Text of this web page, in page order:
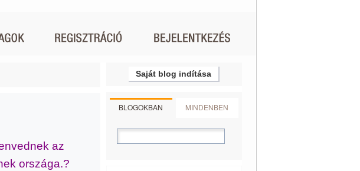
az
országa.?
Saját blog indítása
BLOGOKBAN MINDENBEN